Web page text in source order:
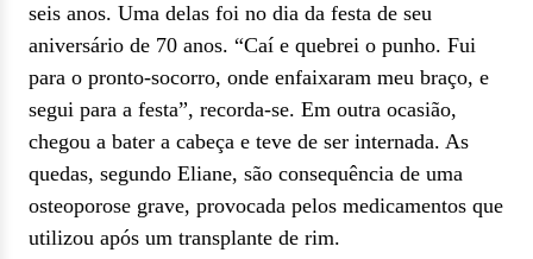
seis anos. Uma delas foi no dia da festa de seu
aniversário de 70 anos. “Caí e quebrei o punho. Fui
para o pronto-socorro, onde enfaixaram meu braço, e
segui para a festa”, recorda-se. Em outra ocasião,
chegou a bater a cabeça e teve de ser internada. As
quedas, segundo Eliane, são consequência de uma
osteoporose grave, provocada pelos medicamentos que
utilizou após um transplante de rim.